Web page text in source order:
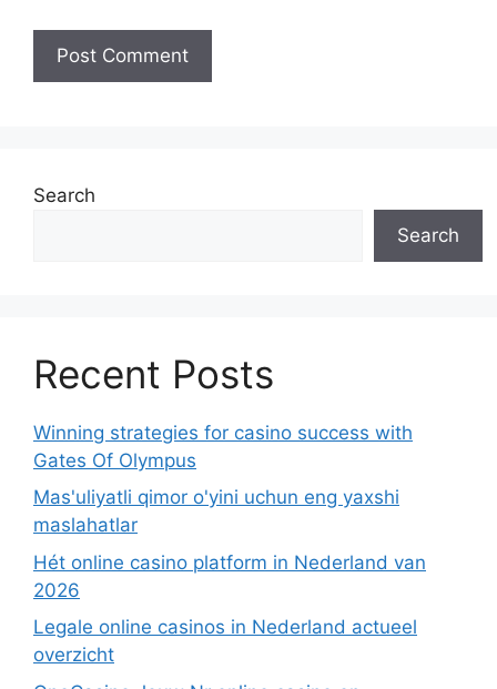
Search
Search
Recent Posts
Winning strategies for casino success with
Gates Of Olympus
Mas'uliyatli qimor o'yini uchun eng yaxshi
maslahatlar
Hét online casino platform in Nederland van
2026
Legale online casinos in Nederland actueel
overzicht